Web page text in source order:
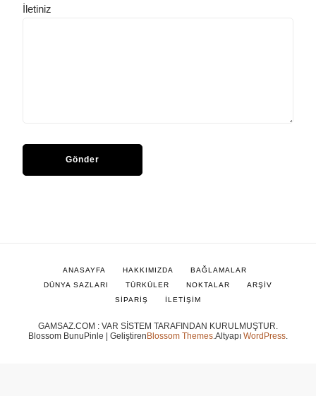
İletiniz
GAMSAZ.COM : VAR SİSTEM TARAFINDAN KURULMUŞTUR.
Blossom BunuPinle | GeliştirenBlossom Themes .Altyapı WordPress
ANASAYFA HAKKIMIZDA
BAĞLAMALAR
DÜNYA SAZLARI
TÜRKÜLER NOKTALAR
ARŞİV
SİPARİŞ
İLETİŞİM